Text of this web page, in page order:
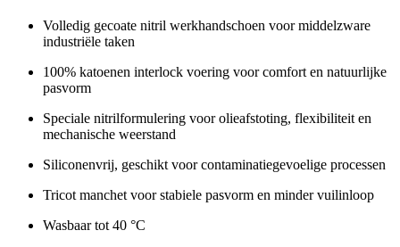
Volledig gecoate nitril werkhandschoen voor middelzware
industriële taken
100% katoenen interlock voering voor comfort en natuurlijke
pasvorm
Speciale nitrilformulering voor olieafstoting, flexibiliteit en
mechanische weerstand
Siliconenvrij, geschikt voor contaminatiegevoelige processen
Tricot manchet voor stabiele pasvorm en minder vuilinloop
Wasbaar tot 40 °C